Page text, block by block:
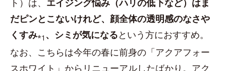
ト）は、 エイジング悩み（ハリの低下など）はま
だピンとこないけれど、顔全体の透明感のなさや
くすみ*1 、シミが気になるという方におすすめ。
なお、こちらは今年の春に前身の「アクアフォー
スホワイト」からリニューアルしたばかり。アク